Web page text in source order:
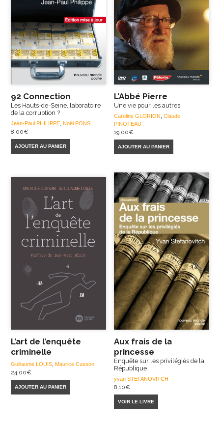
92 Connection
Les Hauts-de-Seine, laboratoire
de la corruption ?
Jean-Paul PHILIPPE Noël PONS
8,00€
AJOUTER AU PANIER
L’Abbé Pierre
Une vie pour les autres
Caroline GLORION ,Claude
PINOTEAU
19,00€
AJOUTER AU PANIER
L’art de l’enquête
criminelle
Guillaume LOUIS ,Maurice Cusson
24,00€
AJOUTER AU PANIER
Aux frais de la
princesse
Enquête sur les privilégiés de la
République
yvan STEFANOVITCH
8,10€
VOIR LE LIVRE